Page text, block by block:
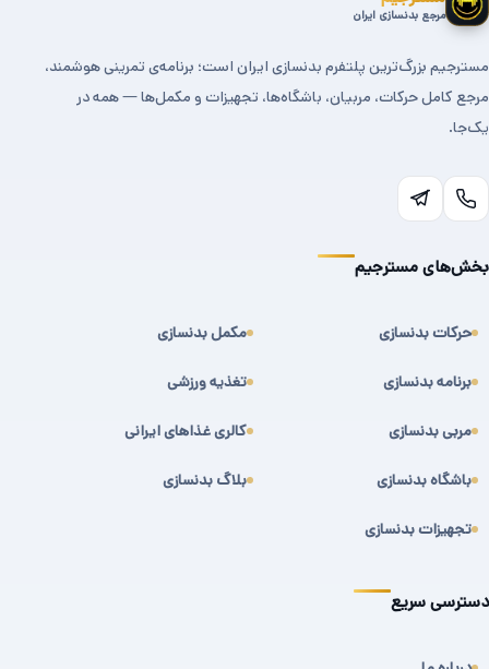
مرجع بدنسازی ایران
مسترجیم بزرگ‌ترین پلتفرم بدنسازی ایران است؛ برنامه‌ی تمرینی هوشمند،
مرجع کامل حرکات، مربیان، باشگاه‌ها، تجهیزات و مکمل‌ها — همه در
یک‌جا.
بخش‌های مسترجیم
حرکات بدنسازی
برنامه بدنسازی
مربی بدنسازی
باشگاه بدنسازی
تجهیزات بدنسازی
مکمل بدنسازی
تغذیه ورزشی
کالری غذاهای ایرانی
بلاگ بدنسازی
دسترسی سریع